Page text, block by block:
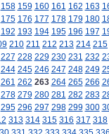
158 159 160 161 162 163
175 176 177 178 179 180
192 193 194 195 196 197
210 211 212 213 214 215
227 228 229 230 231 232
244 245 246 247 248 249
261 262 263 264 265 266
278 279 280 281 282 283
295 296 297 298 299 300
313 314 315 316 317 318